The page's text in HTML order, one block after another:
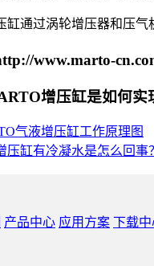
缸通过涡轮增压器和压
www.marto-
增压缸是如何实
气液增压缸工作原理图
压缸有冷凝水是怎么回事
产品中心 应用方案 下载中